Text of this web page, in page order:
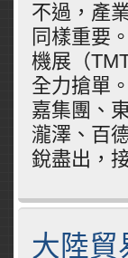
不過，產
同樣重要
機展（
全力搶單
嘉集團、
瀧澤、百
銳盡出，
大陸